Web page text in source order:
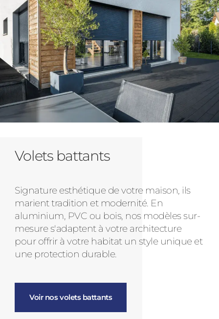
Volets battants
Signature esthétique de votre maison, ils
marient tradition et modernité. En
aluminium, PVC ou bois, nos modèles sur-
mesure s'adaptent à votre architecture
pour offrir à votre habitat un style unique et
une protection durable.
Voir nos volets battants